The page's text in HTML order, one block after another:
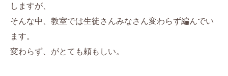
しますが、
そんな中、教室では生徒さんみなさん変わらず編んでい
ます。
変わらず、がとても頼もしい。